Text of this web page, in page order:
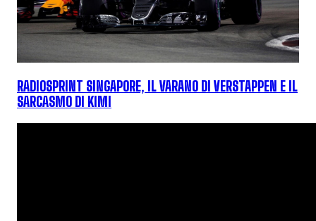
RADIOSPRINT SINGAPORE, IL VARANO DI VERSTAPPEN E IL
SARCASMO DI KIMI